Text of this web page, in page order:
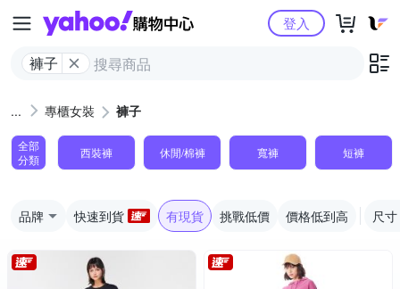
Yahoo購物中心
褲子
登入
專櫃女裝 褲子
全部
分類
西裝褲 休閒/棉褲 寬褲 短褲
品牌 快速到貨 有現貨 挑戰低價 價格低到高 尺寸